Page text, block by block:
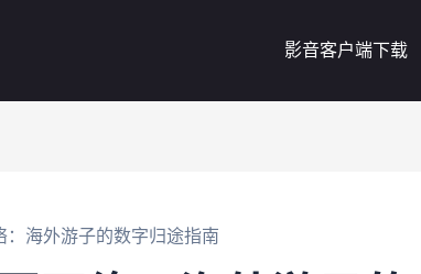
影音客户端下载
海外游子的数字归途指南